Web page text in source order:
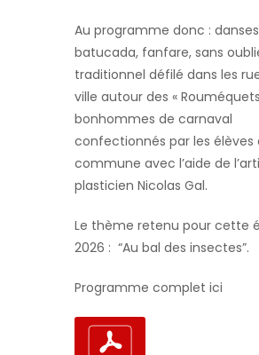
Au programme donc :
batucada, fanfare, sans
traditionnel défilé dans les
ville autour des «
bonhommes de carnaval
confectionnés par les élèves
commune avec l’aide de
plasticien Nicolas Gal.
Le thème retenu pour cette
2026 : “Au bal des insectes”.
Programme complet ici